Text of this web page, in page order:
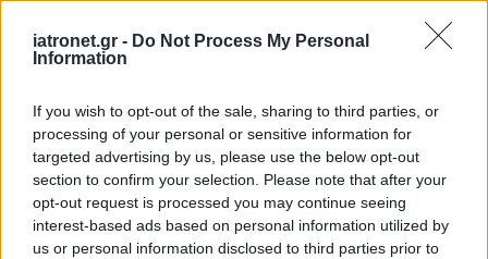
iatronet.gr - Do Not Process My Personal
Information
If you wish to opt-out of the sale, sharing to third parties, or
processing of your personal or sensitive information for
targeted advertising by us, please use the below opt-out
section to confirm your selection. Please note that after your
opt-out request is processed you may continue seeing
interest-based ads based on personal information utilized by
us or personal information disclosed to third parties prior to
Κολπική μαρμαρυγή:
Έγκαιρη αναγνώριση και
Καρδιαγγειακά: Γιατί
ορισμένες αθηρωματικές
πλάκες γίνονται
επικίνδυνες